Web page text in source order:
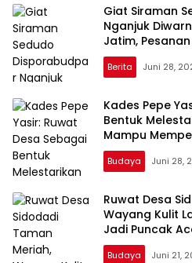
Giat Siraman
Nganjuk
Jatim,
Berita Juni 28,
Kades Pepe
Bentuk
Mampu
Menegaskan
Budaya Juni 28,
Ruwat Desa
Wayang Kulit
Jadi Puncak
Budaya Juni 21,